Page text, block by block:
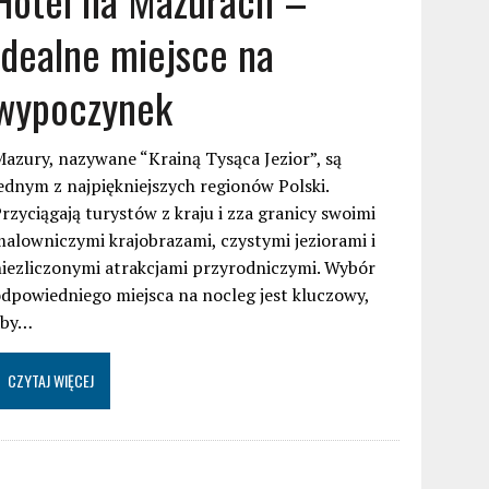
miejsce na
nazywane “Krainą Tysąca Jezior”, są
z najpiękniejszych regionów Polski.
turystów z kraju i zza granicy swoimi
krajobrazami, czystymi jeziorami i
atrakcjami przyrodniczymi. Wybór
miejsca na nocleg jest kluczowy,
CZYTAJ WIĘCEJ